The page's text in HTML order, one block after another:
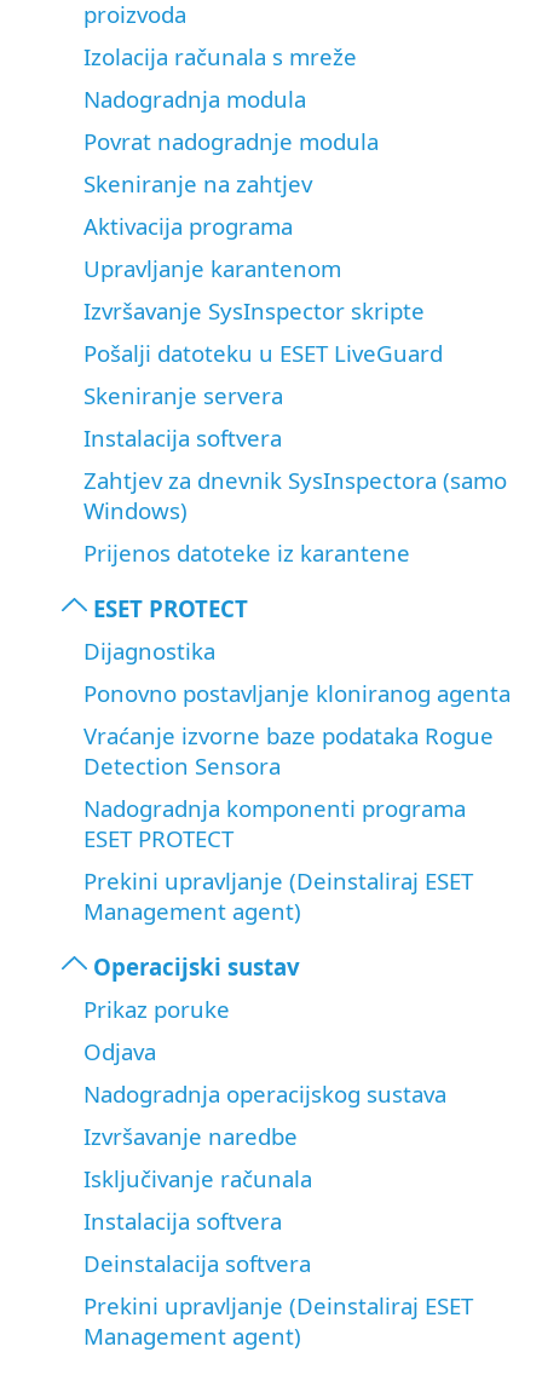
proizvoda
Izolacija računala s mreže
Nadogradnja modula
Povrat nadogradnje modula
Skeniranje na zahtjev
Aktivacija programa
Upravljanje karantenom
Izvršavanje SysInspector skripte
Pošalji datoteku u ESET LiveGuard
Skeniranje servera
Instalacija softvera
Zahtjev za dnevnik SysInspectora (samo
Windows)
Prijenos datoteke iz karantene
ESET PROTECT
Dijagnostika
Ponovno postavljanje kloniranog agenta
Vraćanje izvorne baze podataka Rogue
Detection Sensora
Nadogradnja komponenti programa
ESET PROTECT
Prekini upravljanje (Deinstaliraj ESET
Management agent)
Operacijski sustav
Prikaz poruke
Odjava
Nadogradnja operacijskog sustava
Izvršavanje naredbe
Isključivanje računala
Instalacija softvera
Deinstalacija softvera
Prekini upravljanje (Deinstaliraj ESET
Management agent)